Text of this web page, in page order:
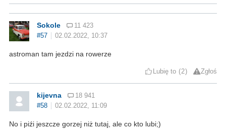
Sokole
11 423
#57
02.02.2022, 10:37
astroman tam jezdzi na rowerze
Lubię to 2 Zgłoś
kijevna
18 941
#58
02.02.2022, 11:09
No i piźi jeszcze gorzej niż tutaj, ale co kto lubi;)